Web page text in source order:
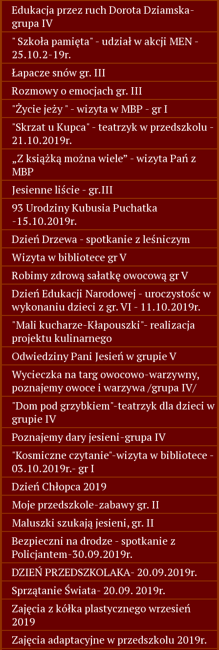
Edukacja przez ruch Dorota Dziamska-
grupa IV
" Szkoła pamięta" - udział w akcji MEN -
25.10.2-19r.
Łapacze snów gr. III
Rozmowy o emocjach gr. III
"Życie jeży " - wizyta w MBP - gr I
"Skrzat u Kupca" - teatrzyk w przedszkolu -
21.10.2019r.
„Z książką można wiele” - wizyta Pań z
MBP
Jesienne liście - gr.III
93 Urodziny Kubusia Puchatka
-15.10.2019r.
Dzień Drzewa - spotkanie z leśniczym
Wizyta w bibliotece gr V
Robimy zdrową sałatkę owocową gr V
Dzień Edukacji Narodowej - uroczystośc w
wykonaniu dzieci z gr. VI - 11.10.2019r.
"Mali kucharze-Kłapouszki"- realizacja
projektu kulinarnego
Odwiedziny Pani Jesień w grupie V
Wycieczka na targ owocowo-warzywny,
poznajemy owoce i warzywa /grupa IV/
"Dom pod grzybkiem"-teatrzyk dla dzieci w
grupie IV
Poznajemy dary jesieni-grupa IV
"Kosmiczne czytanie"-wizyta w bibliotece -
03.10.2019r.- gr I
Dzień Chłopca 2019
Moje przedszkole-zabawy gr. II
Maluszki szukają jesieni, gr. II
Bezpieczni na drodze - spotkanie z
Policjantem-30.09.2019r.
DZIEŃ PRZEDSZKOLAKA- 20.09.2019r.
Sprzątanie Świata- 20.09. 2019r.
Zajęcia z kółka plastycznego wrzesień
2019
Zajęcia adaptacyjne w przedszkolu 2019r.